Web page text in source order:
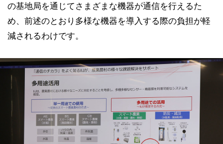
の基地局を通じてさまざまな機器が通信を行えるた
め、前述のとおり多様な機器を導入する際の負担が軽
減されるわけです。